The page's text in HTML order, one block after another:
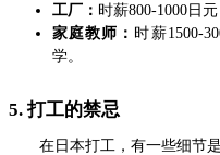
工厂： 时薪800-1000日
家庭教师： 时薪1500-
学。
5. 打工的禁忌
在日本打工，有一些细节